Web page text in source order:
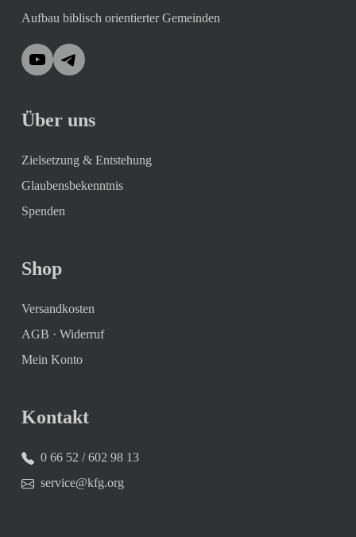
Aufbau biblisch orientierter Gemeinden
YouTubeTelegram
Über uns
Zielsetzung & Entstehung
Glaubensbekenntnis
Spenden
Shop
Versandkosten
AGB · Widerruf
Mein Konto
Kontakt
0 66 52 / 602 98 13
service@kfg.org